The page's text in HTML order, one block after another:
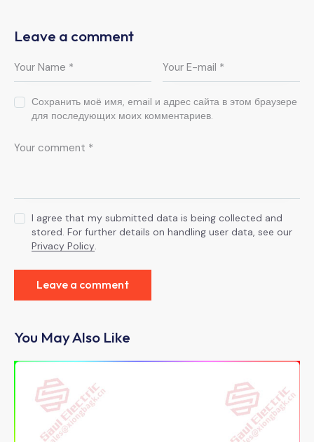
Leave a comment
Сохранить моё имя, email и адрес сайта в этом браузере
для последующих моих комментариев.
I agree that my submitted data is being collected and
stored. For further details on handling user data, see our
Privacy Policy.
You May Also Like